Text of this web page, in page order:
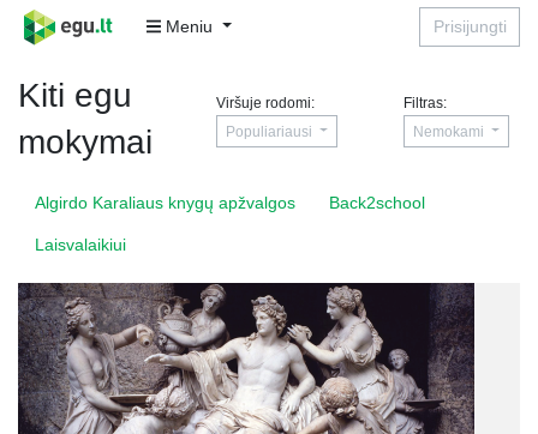
Meniu Prisijungti
Kiti egu
mokymai
Viršuje rodomi:
Populiariausi
Filtras:
Nemokami
Algirdo Karaliaus knygų apžvalgos Back2school
Laisvalaikiui